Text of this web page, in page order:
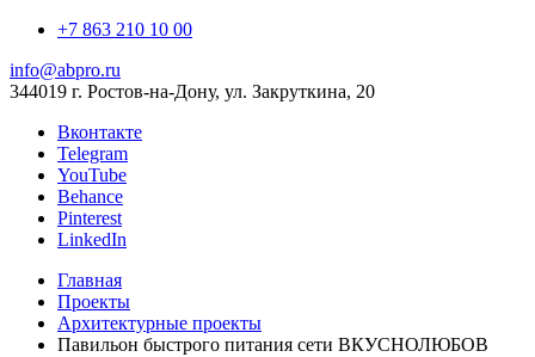
+7 863 210 10 00
info@abpro.ru
344019 г. Ростов-на-Дону, ул. Закруткина, 20
Вконтакте
Telegram
YouTube
Behance
Pinterest
LinkedIn
Главная
Проекты
Архитектурные проекты
Павильон быстрого питания сети ВКУСНОЛЮБОВ